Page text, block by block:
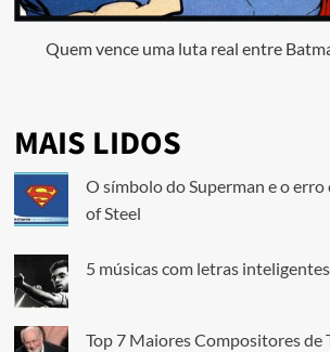
Quem vence uma luta real entre
MAIS LIDOS
O símbolo do Superman e o
of Steel
5 músicas com letras inteligentes
Top 7 Maiores Compositores de